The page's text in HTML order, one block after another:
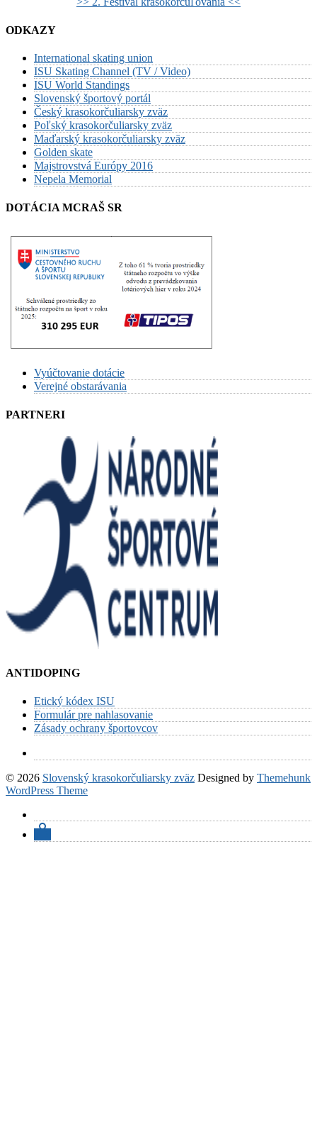
ODKAZY
International skating union
ISU Skating Channel (TV / Video)
ISU World Standings
Slovenský športový portál
Český krasokorčuliarsky zväz
Poľský krasokorčuliarsky zväz
Maďarský krasokorčuliarsky zväz
Golden skate
Majstrovstvá Európy 2016
Nepela Memorial
DOTÁCIA MCRAŠ SR
Vyúčtovanie dotácie
Verejné obstarávania
PARTNERI
ANTIDOPING
Etický kódex ISU
Formulár pre nahlasovanie
Zásady ochrany športovcov
© 2026 Slovenský krasokorčuliarsky zväz Designed by Themehunk
WordPress Theme